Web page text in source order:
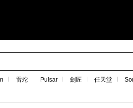
雷蛇 Pulsar 劍匠 任天堂